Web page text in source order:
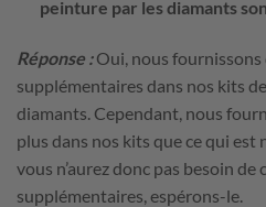
peinture par les diamants
Réponse :Oui, nous fournissons
supplémentaires dans nos kits
diamants. Cependant, nous
plus dans nos kits que ce qui est
vous n’aurez donc pas besoin
supplémentaires, espérons-le.